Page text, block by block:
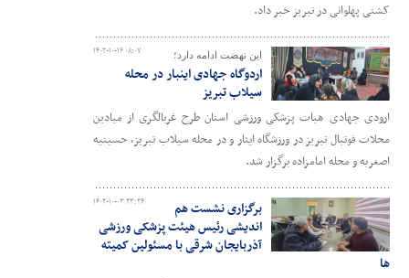
کشتی پهلوانی در تبریز خبر داد.
۱۴۰۲-۱۰-۱۶ ۰۸:۰۷ این نهضت ادامه دارد؛
اردوگاه جهادی اینبار در محله
سیلاب تبریز
ارودی جهادی هیات پزشکی ورزشی استان طرح غربالگری از میادین
محلات فوتبال تبریز در ورزشگاه ایثار و در محله سیلاب تبریز، حسینیه
اصغریه و محله امامزاده برگزار شد.
۱۴۰۲-۱۰-۰۳ ۲۳:۲۴
برگزاری نشست هم
اندیشی رئیس هیئت پزشکی ورزشی
آذربایجان شرقی با مسئولین کمیته
ها